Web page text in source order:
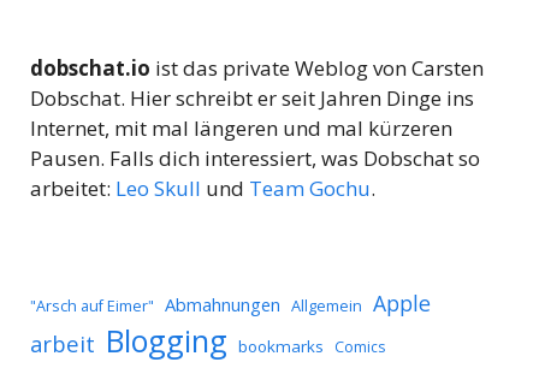
dobschat.io ist das private Weblog von Carsten
Dobschat. Hier schreibt er seit Jahren Dinge ins
Internet, mit mal längeren und mal kürzeren
Pausen. Falls dich interessiert, was Dobschat so
arbeitet: Leo Skull und Team Gochu.
"Arsch auf Eimer" Abmahnungen Allgemein Apple
arbeit Blogging bookmarks Comics